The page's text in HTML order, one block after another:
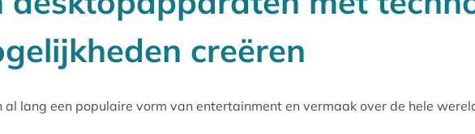
creëren
lang een populaire vorm van entertainment en vermaak over de hele